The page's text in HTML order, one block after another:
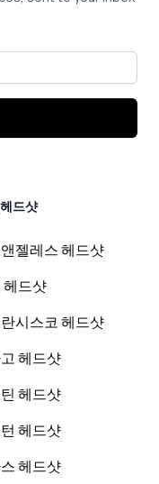
드샷
젤레스 헤드샷
헤드샷
시스코 헤드샷
헤드샷
헤드샷
헤드샷
헤드샷